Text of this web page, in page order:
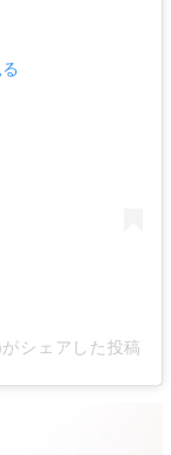
シェアした投稿